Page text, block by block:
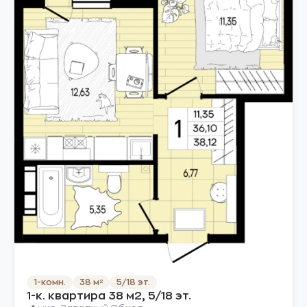
1-комн. 38 м² 5/18 эт.
1-к. квартира 38 м2, 5/18 эт.